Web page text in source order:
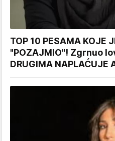
TOP 10 PESAMA KOJE
"POZAJMIO"! Zgrnuo
DRUGIMA NAPLAĆUJE